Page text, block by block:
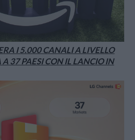
I 5.000 CANALI A LIVELLO
A 37 PAESI CON IL LANCIO IN